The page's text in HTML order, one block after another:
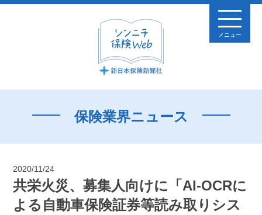
メニュー
保険業界ニュース
2020/11/24
共栄火災、募集人向けに「AI-OCRに
よる自動車保険証券等読み取りシス